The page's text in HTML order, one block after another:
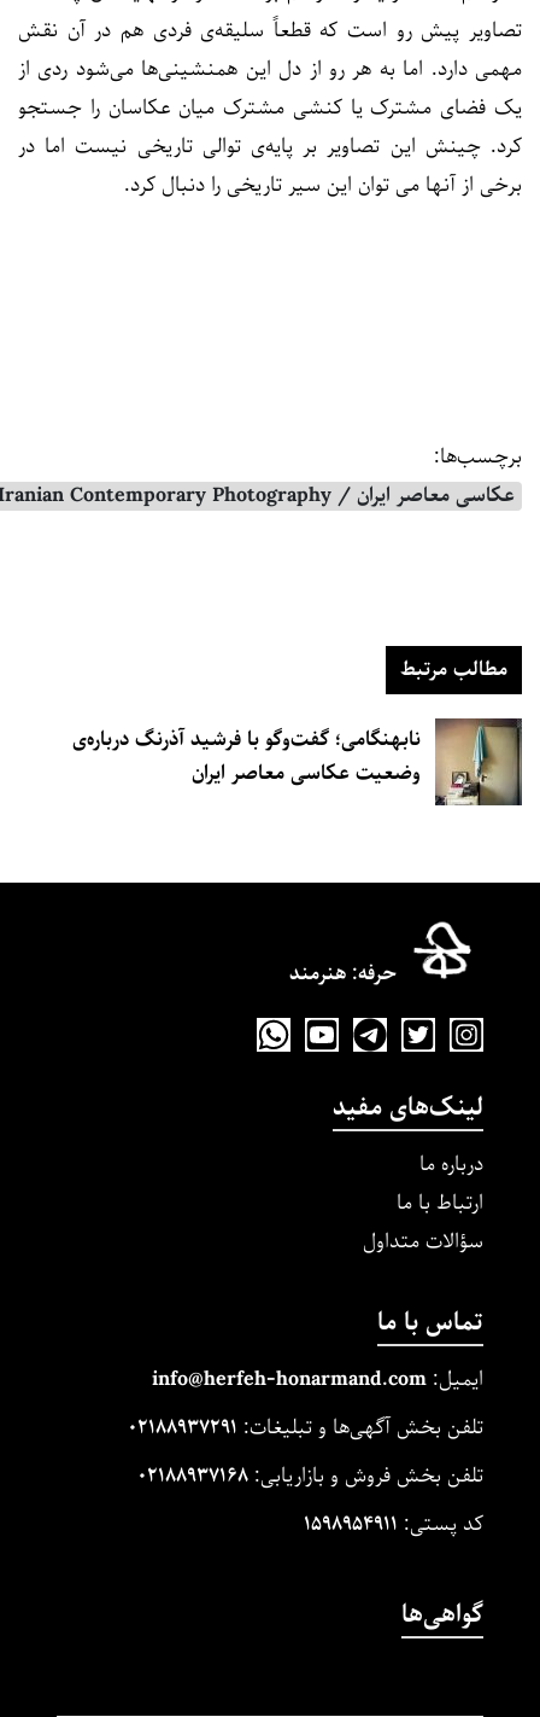
تصاویر پیش رو است که قطعاً سلیقه‌ی فردی هم در آن نقش
مهمی دارد. اما به هر رو از دل این همنشینی‌ها می‌شود ردی از
یک فضای مشترک یا کنشی مشترک میان عکاسان را جستجو
کرد. چینش این تصاویر بر پایه‌ی توالی تاریخی نیست اما در
برخی از آنها می توان این سیر تاریخی را دنبال کرد.
برچسب‌ها:
عکاسی معاصر ایران / Iranian Contemporary Photography
مطالب مرتبط
نابهنگامی؛ گفت‌و‌گو با فرشید آذرنگ درباره‌ی
وضعیت عکاسی معاصر ایران
حرفه‌: هنرمند
لینک‌های مفید
درباره ما
ارتباط با ما
سؤالات متداول
تماس با ما
ایمیل: info@herfeh-honarmand.com
تلفن بخش آگهی‌ها و تبلیغات: ۰۲۱۸۸۹۳۷۲۹۱
تلفن بخش فروش و بازاریابی: ۰۲۱۸۸۹۳۷۱۶۸
کد پستی: ۱۵۹۸۹۵۴۹۱۱
گواهی‌ها